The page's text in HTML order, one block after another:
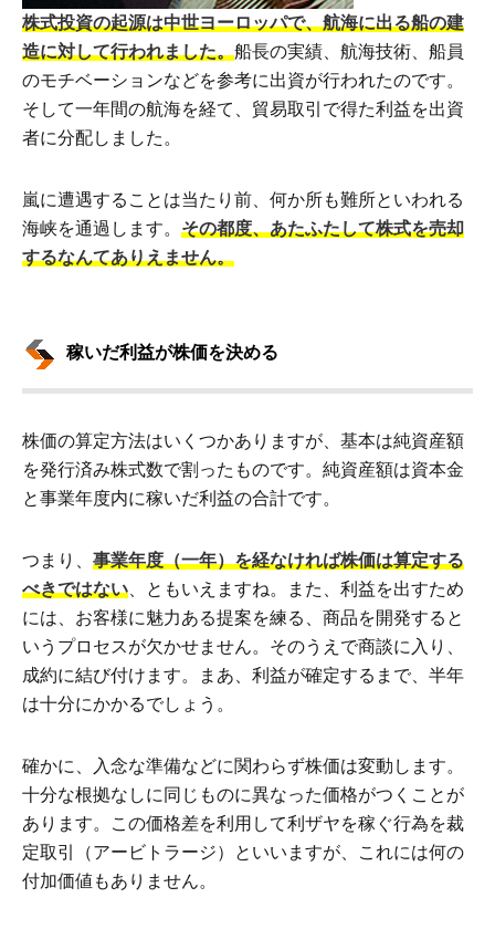
株式投資の起源は中世ヨーロッパで、航海に出る船の建
造に対して行われました。船長の実績、航海技術、船員
のモチベーションなどを参考に出資が行われたのです。
そして一年間の航海を経て、貿易取引で得た利益を出資
者に分配しました。
嵐に遭遇することは当たり前、何か所も難所といわれる
海峡を通過します。 その都度、あたふたして株式を売却
するなんてありえません。
稼いだ利益が株価を決める
株価の算定方法はいくつかありますが、基本は純資産額
を発行済み株式数で割ったものです。純資産額は資本金
と事業年度内に稼いだ利益の合計です。
つまり、 事業年度（一年）を経なければ株価は算定する
べきではない 、ともいえますね。また、利益を出すため
には、お客様に魅力ある提案を練る、商品を開発すると
いうプロセスが欠かせません。そのうえで商談に入り、
成約に結び付けます。まあ、利益が確定するまで、半年
は十分にかかるでしょう。
確かに、入念な準備などに関わらず株価は変動します。
十分な根拠なしに同じものに異なった価格がつくことが
あります。この価格差を利用して利ザヤを稼ぐ行為を裁
定取引（アービトラージ）といいますが、これには何の
付加価値もありません。